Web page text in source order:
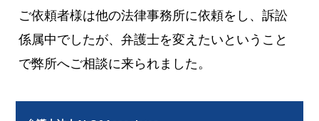
ご依頼者様は他の法律事務所に依頼をし、訴訟
係属中でしたが、弁護士を変えたいということ
で弊所へご相談に来られました。